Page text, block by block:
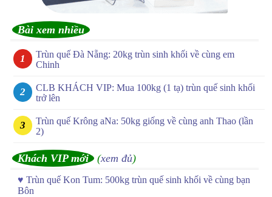
Bài xem nhiều
Trùn quế Đà Nẵng: 20kg trùn sinh khối về cùng em
Chinh
CLB KHÁCH VIP: Mua 100kg (1 tạ) trùn quế sinh khối
trở lên
Trùn quế Krông aNa: 50kg giống về cùng anh Thao (lần
2)
Khách VIP mới (xem đủ)
♥ Trùn quế Kon Tum: 500kg trùn quế sinh khối về cùng bạn
Bôn